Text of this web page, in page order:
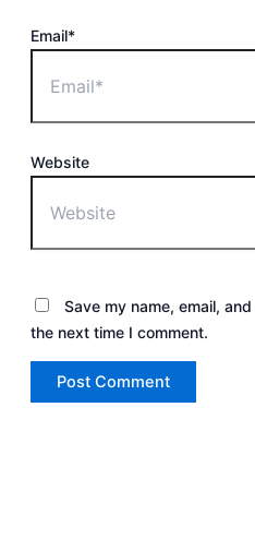
Email*
Website
Save my name, email,
the next time I comment.